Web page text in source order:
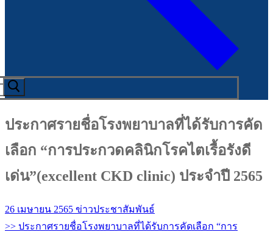
ประกาศรายชื่อโรงพยาบาลที่ได้รับการคัด
เลือก “การประกวดคลินิกโรคไตเรื้อรังดี
เด่น”(excellent CKD clinic) ประจำปี 2565
26 เมษายน 2565 ข่าวประชาสัมพันธ์
>> ประกาศรายชื่อโรงพยาบาลที่ได้รับการคัดเลือก “การ